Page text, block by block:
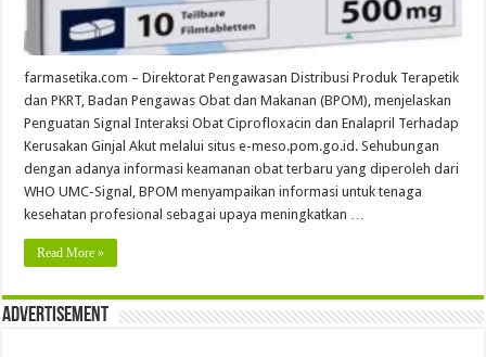
farmasetika.com – Direktorat Pengawasan Distribusi Produk Terapetik
dan PKRT, Badan Pengawas Obat dan Makanan (BPOM), menjelaskan
Penguatan Signal Interaksi Obat Ciprofloxacin dan Enalapril Terhadap
Kerusakan Ginjal Akut melalui situs e-meso.pom.go.id. Sehubungan
dengan adanya informasi keamanan obat terbaru yang diperoleh dari
WHO UMC-Signal, BPOM menyampaikan informasi untuk tenaga
kesehatan profesional sebagai upaya meningkatkan …
Read More »
Advertisement